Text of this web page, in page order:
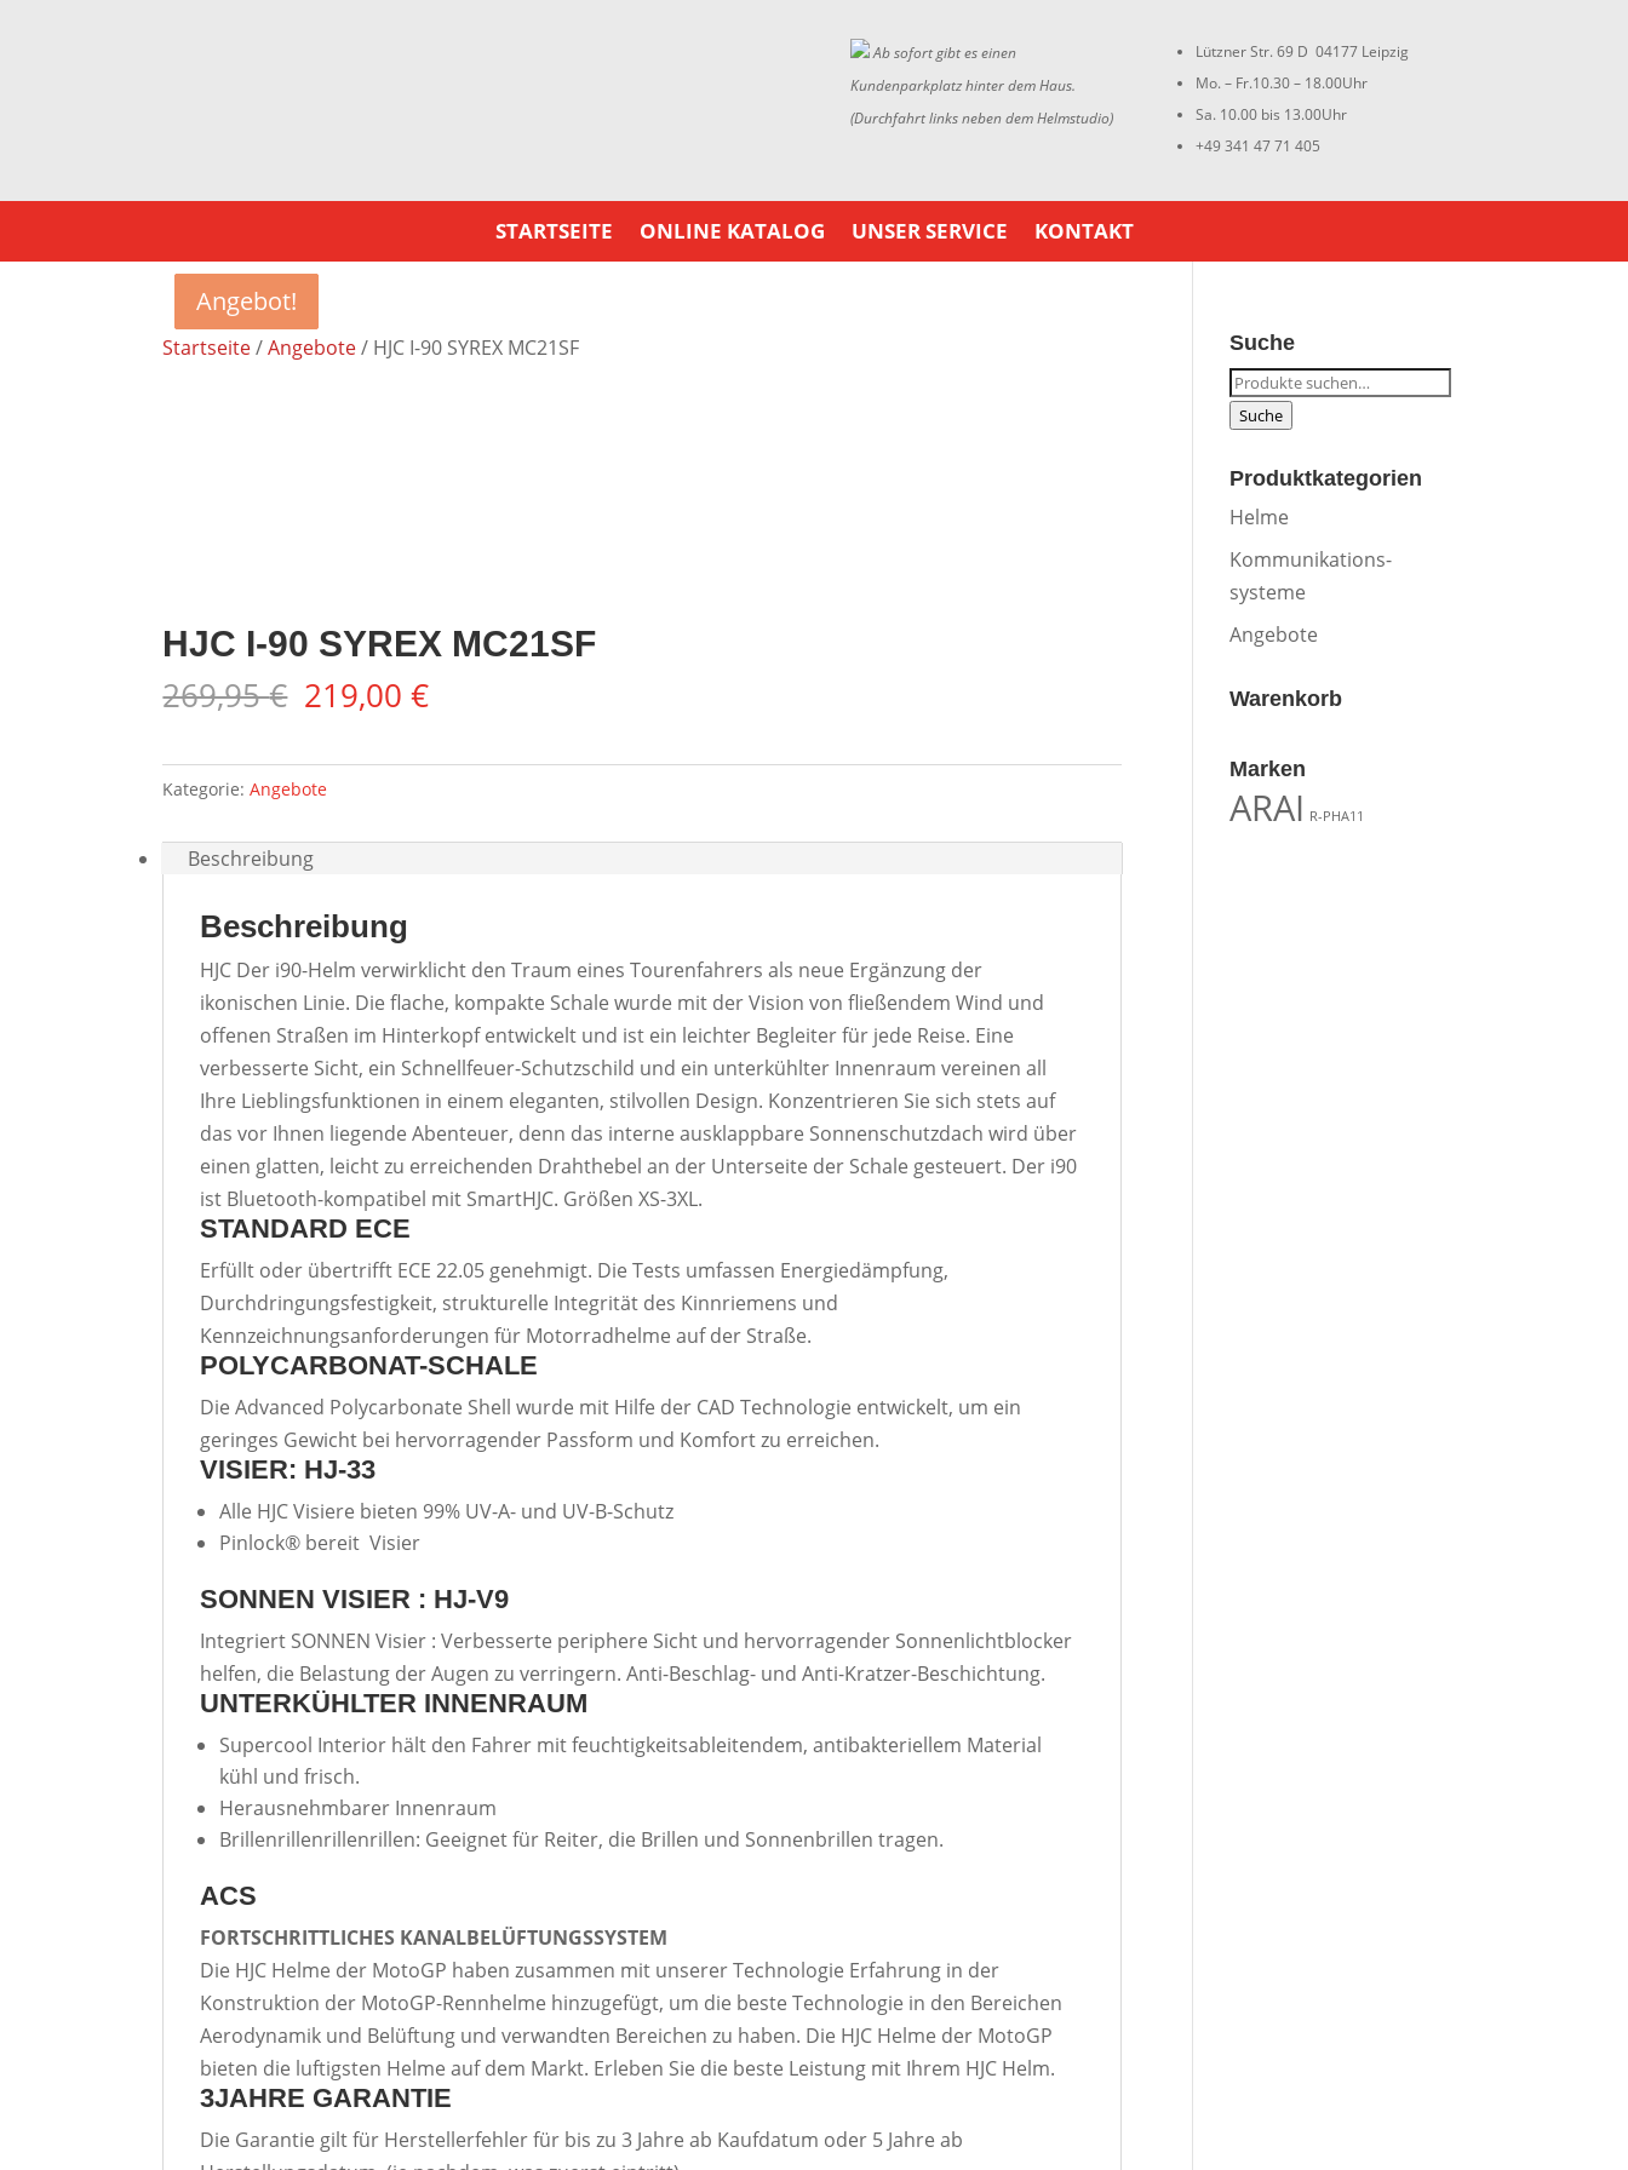
Ab sofort gibt es einen
Kundenparkplatz hinter dem Haus.
(Durchfahrt links neben dem Helmstudio)
Lützner Str. 69 D 04177 Leipzig
Mo. – Fr.10.30 – 18.00Uhr
Sa. 10.00 bis 13.00Uhr
+49 341 47 71 405
STARTSEITE ONLINE KATALOG UNSER SERVICE KONTAKT
Startseite/Angebote/ HJC I-90 SYREX MC21SF
Angebot!
HJC I-90 SYREX MC21SF
269,95€ Ursprünglicher
war:
269,95 €
219,00€Aktueller
ist:
Kategorie:Angebote
Beschreibung
Beschreibung
HJC Der i90-Helm verwirklicht den Traum eines Tourenfahrers als neue Ergänzung der
ikonischen Linie. Die flache, kompakte Schale wurde mit der Vision von fließendem Wind und
offenen Straßen im Hinterkopf entwickelt und ist ein leichter Begleiter für jede Reise. Eine
verbesserte Sicht, ein Schnellfeuer-Schutzschild und ein unterkühlter Innenraum vereinen all
Ihre Lieblingsfunktionen in einem eleganten, stilvollen Design. Konzentrieren Sie sich stets auf
das vor Ihnen liegende Abenteuer, denn das interne ausklappbare Sonnenschutzdach wird über
einen glatten, leicht zu erreichenden Drahthebel an der Unterseite der Schale gesteuert. Der i90
ist Bluetooth-kompatibel mit SmartHJC. Größen XS-3XL.
STANDARD ECE
Erfüllt oder übertrifft ECE 22.05 genehmigt. Die Tests umfassen Energiedämpfung,
Durchdringungsfestigkeit, strukturelle Integrität des Kinnriemens und
Kennzeichnungsanforderungen für Motorradhelme auf der Straße.
POLYCARBONAT-SCHALE
Die Advanced Polycarbonate Shell wurde mit Hilfe der CAD Technologie entwickelt, um ein
geringes Gewicht bei hervorragender Passform und Komfort zu erreichen.
VISIER: HJ-33
Alle HJC Visiere bieten 99% UV-A- und UV-B-Schutz
Pinlock® bereit Visier
SONNEN VISIER : HJ-V9
Integriert SONNEN Visier : Verbesserte periphere Sicht und hervorragender Sonnenlichtblocker
helfen, die Belastung der Augen zu verringern. Anti-Beschlag- und Anti-Kratzer-Beschichtung.
UNTERKÜHLTER INNENRAUM
Supercool Interior hält den Fahrer mit feuchtigkeitsableitendem, antibakteriellem Material
kühl und frisch.
Herausnehmbarer Innenraum
Brillenrillenrillenrillen: Geeignet für Reiter, die Brillen und Sonnenbrillen tragen.
ACS
FORTSCHRITTLICHES KANALBELÜFTUNGSSYSTEM
Die HJC Helme der MotoGP haben zusammen mit unserer Technologie Erfahrung in der
Konstruktion der MotoGP-Rennhelme hinzugefügt, um die beste Technologie in den Bereichen
Aerodynamik und Belüftung und verwandten Bereichen zu haben. Die HJC Helme der MotoGP
bieten die luftigsten Helme auf dem Markt. Erleben Sie die beste Leistung mit Ihrem HJC Helm.
3JAHRE GARANTIE
Die Garantie gilt für Herstellerfehler für bis zu 3 Jahre ab Kaufdatum oder 5 Jahre ab
Angebot!
Angebot!
Angebot!
Suche
Suche
nach:
Suche
Produktkategorien
Helme
Kommunikations-
systeme
Angebote
Warenkorb
Marken
ARAI R-PHA11